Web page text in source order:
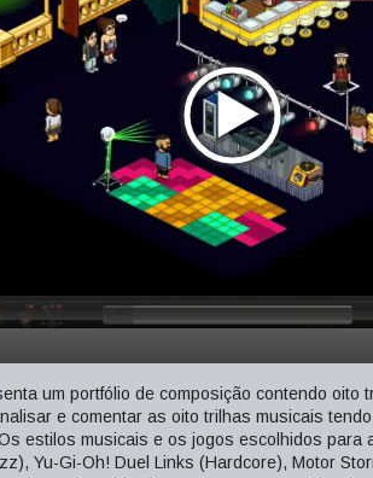
um portfólio de composição contendo
e comentar as oito trilhas musicais
estilos musicais e os jogos escolhidos para
Yu-Gi-Oh! Duel Links (Hardcore), Motor